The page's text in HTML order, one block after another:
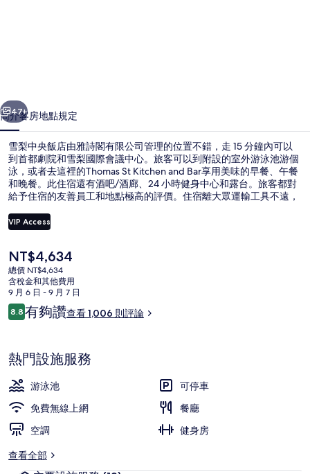
雅
詩
閣
有
限
公
管
理
的
片
集
個 下一個
47+
簡介客房地點規定
雪梨中央飯店由雅詩閣有限公司管理的位置不錯，走 15 分鐘內可以
到首都劇院和雪梨國際會議中心。旅客可以到附設的室外游泳池游個
泳，或者去這裡的Thomas St Kitchen and Bar享用美味的早餐、午餐
和晚餐。此住宿還有酒吧/酒廊、24 小時健身中心和露台。旅客都對
給予住宿的友善員工和地點極高的評價。住宿離大眾運輸工具不遠，
5 分鐘。
VIP Access
目
前
的
價
格
是
NT$4,634
總價 NT$4,634
含稅金和其他費用
9 月 6 日 - 9 月 7 日
評
論
8.88.8 分，滿分 10 分，
有夠讚查看 1,006 則評論
熱門設施服務
游泳池
可停車
免費無線上網
餐廳
空調
健身房
查看全部